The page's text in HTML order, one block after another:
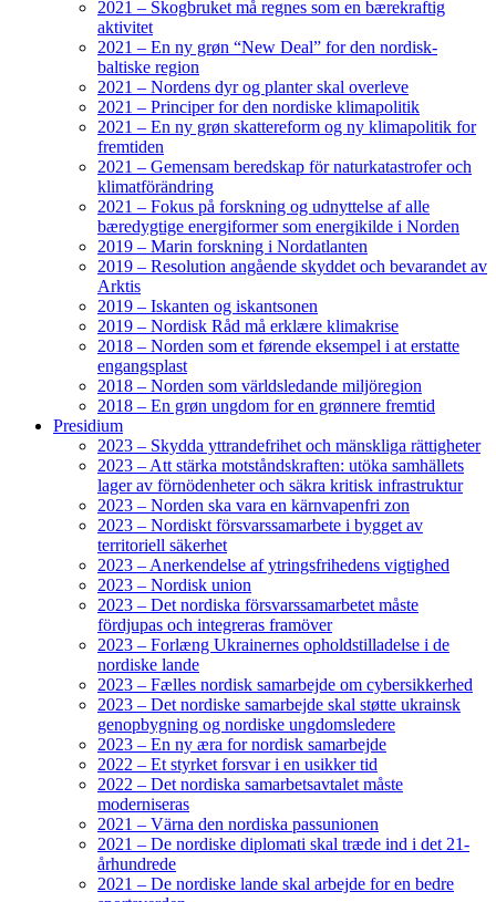
2021 – Skogbruket må regnes som en bærekraftig
aktivitet
2021 – En ny grøn “New Deal” for den nordisk-
baltiske region
2021 – Nordens dyr og planter skal overleve
2021 – Principer for den nordiske klimapolitik
2021 – En ny grøn skattereform og ny klimapolitik for
fremtiden
2021 – Gemensam beredskap för naturkatastrofer och
klimatförändring
2021 – Fokus på forskning og udnyttelse af alle
bæredygtige energiformer som energikilde i Norden
2019 – Marin forskning i Nordatlanten
2019 – Resolution angående skyddet och bevarandet av
Arktis
2019 – Iskanten og iskantsonen
2019 – Nordisk Råd må erklære klimakrise
2018 – Norden som et førende eksempel i at erstatte
engangsplast
2018 – Norden som världsledande miljöregion
2018 – En grøn ungdom for en grønnere fremtid
Presidium
2023 – Skydda yttrandefrihet och mänskliga rättigheter
2023 – Att stärka motståndskraften: utöka samhällets
lager av förnödenheter och säkra kritisk infrastruktur
2023 – Norden ska vara en kärnvapenfri zon
2023 – Nordiskt försvarssamarbete i bygget av
territoriell säkerhet
2023 – Anerkendelse af ytringsfrihedens vigtighed
2023 – Nordisk union
2023 – Det nordiska försvarssamarbetet måste
fördjupas och integreras framöver
2023 – Forlæng Ukrainernes opholdstilladelse i de
nordiske lande
2023 – Fælles nordisk samarbejde om cybersikkerhed
2023 – Det nordiske samarbejde skal støtte ukrainsk
genopbygning og nordiske ungdomsledere
2023 – En ny æra for nordisk samarbejde
2022 – Et styrket forsvar i en usikker tid
2022 – Det nordiska samarbetsavtalet måste
moderniseras
2021 – Värna den nordiska passunionen
2021 – De nordiske diplomati skal træde ind i det 21-
århundrede
2021 – De nordiske lande skal arbejde for en bedre